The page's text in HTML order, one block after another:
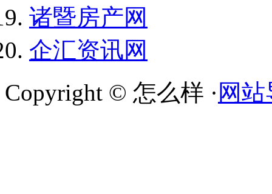
诸暨房产网
企汇资讯网
Copyright © 怎么样 · 网